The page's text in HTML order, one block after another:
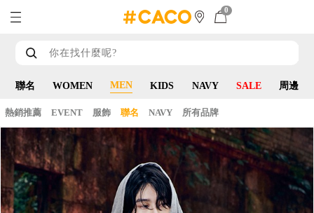
0
聯名 WOMEN MEN KIDS NAVY SALE 周邊
熱銷推薦 EVENT 服飾 聯名 NAVY 所有品牌